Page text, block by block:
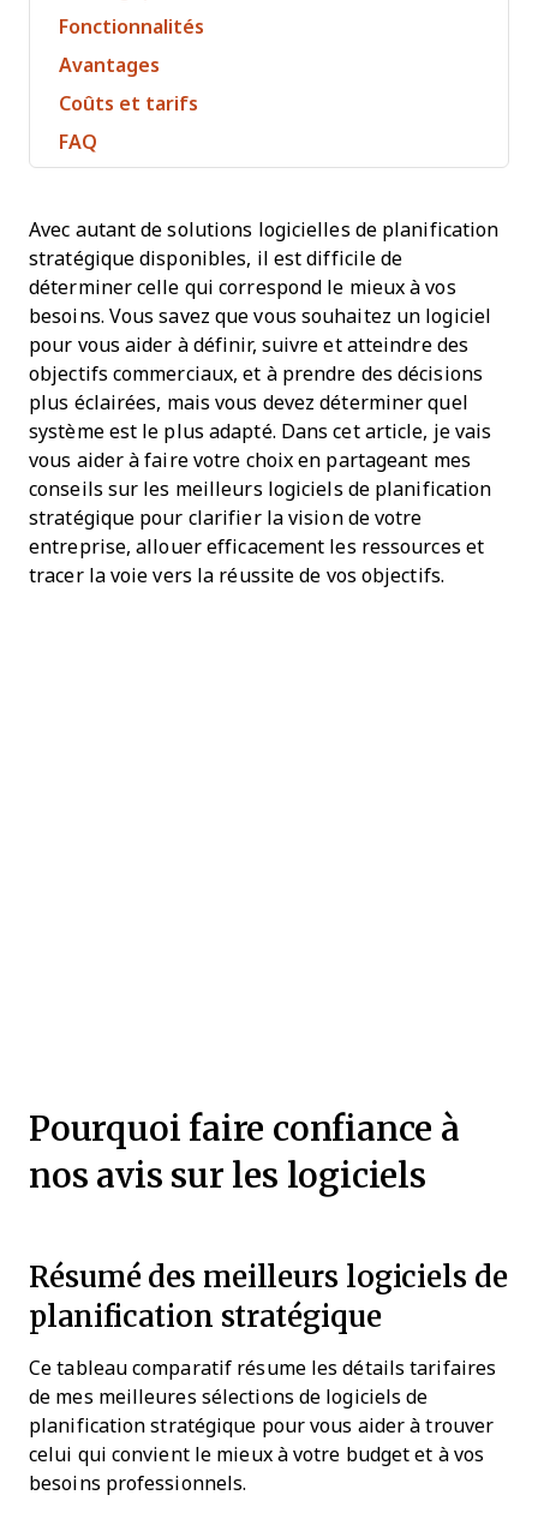
Fonctionnalités
Avantages
Coûts et tarifs
FAQ
Avec autant de solutions logicielles de planification
stratégique disponibles, il est difficile de
déterminer celle qui correspond le mieux à vos
besoins. Vous savez que vous souhaitez un logiciel
pour vous aider à définir, suivre et atteindre des
objectifs commerciaux, et à prendre des décisions
plus éclairées, mais vous devez déterminer quel
système est le plus adapté. Dans cet article, je vais
vous aider à faire votre choix en partageant mes
conseils sur les meilleurs logiciels de planification
stratégique pour clarifier la vision de votre
entreprise, allouer efficacement les ressources et
tracer la voie vers la réussite de vos objectifs.
Pourquoi faire confiance à
nos avis sur les logiciels
Résumé des meilleurs logiciels de
planification stratégique
Ce tableau comparatif résume les détails tarifaires
de mes meilleures sélections de logiciels de
planification stratégique pour vous aider à trouver
celui qui convient le mieux à votre budget et à vos
besoins professionnels.